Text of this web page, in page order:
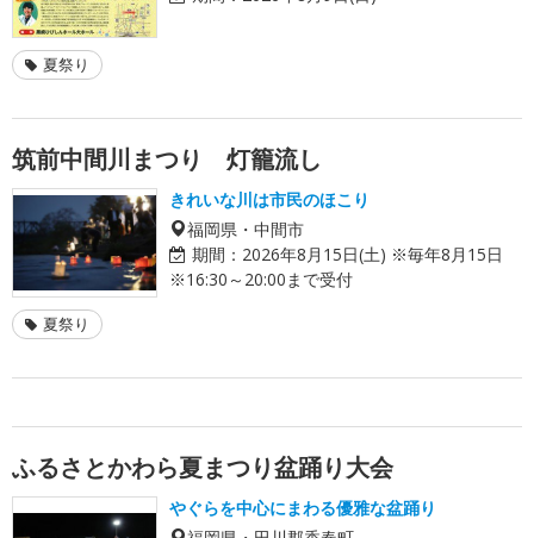
夏祭り
筑前中間川まつり 灯籠流し
きれいな川は市民のほこり
福岡県・中間市
期間： 2026年8月15日(土) ※毎年8月15日
※16:30～20:00まで受付
夏祭り
ふるさとかわら夏まつり盆踊り大会
やぐらを中心にまわる優雅な盆踊り